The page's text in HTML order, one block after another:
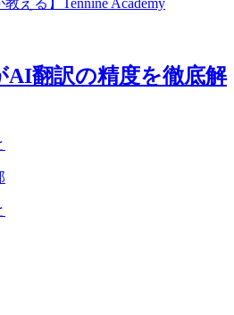
AI翻訳の精度を徹底解